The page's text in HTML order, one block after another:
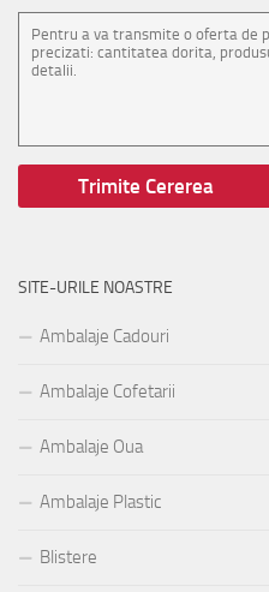
SITE-URILE NOASTRE
Ambalaje Cadouri
Ambalaje Cofetarii
Ambalaje Oua
Ambalaje Plastic
Blistere